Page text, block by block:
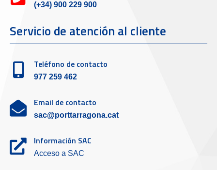
(+34) 900 229 900
Servicio de atención al cliente
Teléfono de contacto
977 259 462
Email de contacto
sac@porttarragona.cat
Información SAC
Acceso a SAC